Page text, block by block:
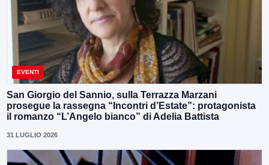
EVENTI
San Giorgio del Sannio, sulla Terrazza Marzani
prosegue la rassegna “Incontri d’Estate”: protagonista
il romanzo “L’Angelo bianco” di Adelia Battista
31 LUGLIO 2026